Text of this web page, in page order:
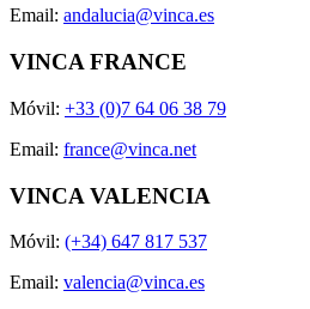
Email: andalucia@vinca.es
VINCA FRANCE
Móvil: +33 (0)7 64 06 38 79
Email: france@vinca.net
VINCA VALENCIA
Móvil: (+34) 647 817 537
Email: valencia@vinca.es